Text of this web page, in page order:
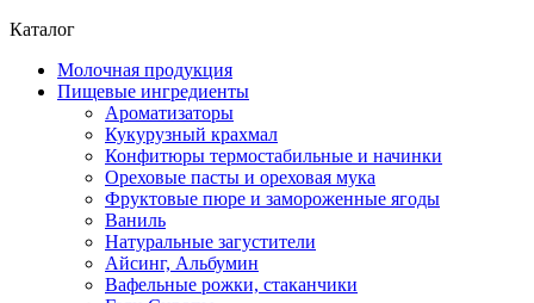
Каталог
Молочная продукция
Пищевые ингредиенты
Ароматизаторы
Кукурузный крахмал
Конфитюры термостабильные и начинки
Ореховые пасты и ореховая мука
Фруктовые пюре и замороженные ягоды
Ваниль
Натуральные загустители
Айсинг, Альбумин
Вафельные рожки, стаканчики